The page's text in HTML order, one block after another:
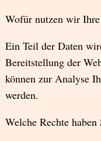
Wofür nutzen wir
Ein Teil der Daten
Bereitstellung der
können zur Analyse
werden.
Welche Rechte